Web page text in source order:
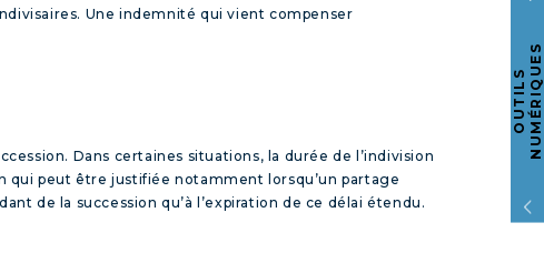
Une indemnité qui vient compenser
Dans certaines situations, la durée de l’indivision
qui peut être justifiée notamment lorsqu’un partage
de la succession qu’à l’expiration de ce délai étendu.
O
U
T
I
L
S
N
U
M
É
R
I
Q
U
ES